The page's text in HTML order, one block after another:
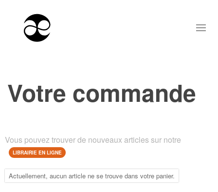
Votre commande
Vous pouvez trouver de nouveaux articles sur notre
LIBRAIRIE EN LIGNE
Actuellement, aucun article ne se trouve dans votre panier.